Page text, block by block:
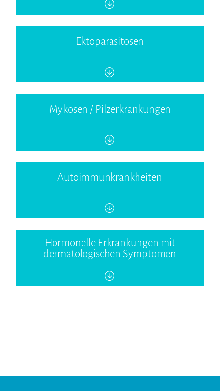
Ektoparasitosen
Mykosen / Pilzerkrankungen
Autoimmunkrankheiten
Hormonelle Erkrankungen mit
dermatologischen Symptomen